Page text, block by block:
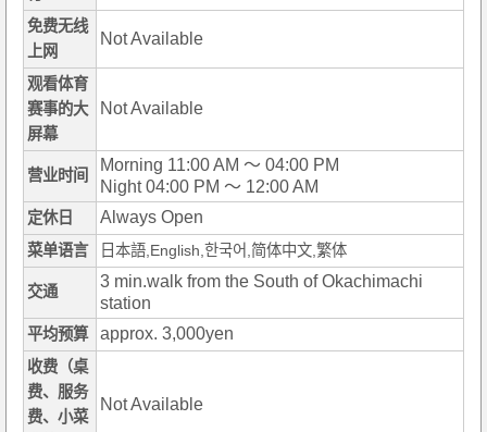
免费无线
上网
Not Available
观看体育
赛事的大
屏幕
Not Available
营业时间
Morning 11:00 AM ～ 04:00 PM
Night 04:00 PM ～ 12:00 AM
定休日 Always Open
菜单语言 日本語,English,한국어,简体中文,繁体
交通
3 min.walk from the South of Okachimachi
station
平均预算 approx. 3,000yen
收费（桌
费、服务
费、小菜
Not Available